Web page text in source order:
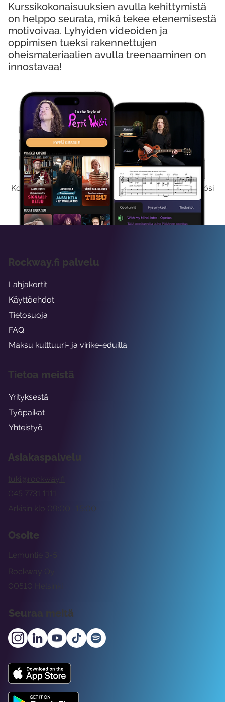
Kokeile Ilmaiseksi
Kokeilemalla ilmaiseksi saat koko sisältömme käyttöösi
viikon ajaksi.
Kurssikokonaisuuksien avulla kehittymistä
on helppo seurata, mikä tekee etenemisestä
motivoivaa. Lyhyiden videoiden ja
oppimisen tueksi rakennettujen
oheismateriaalien avulla treenaaminen on
innostavaa!
Asiakaspalvelu
tuki@rockway.fi
Arkisin klo 09:00 -15:00
045 7731 1111
Osoite
Rockway Oy
Lemuntie 3-5
00510 Helsinki
Seuraa meitä
Rockway.fi palvelu
Lahjakortit
Käyttöehdot
Tietosuoja
FAQ
Maksu kulttuuri- ja virike-eduilla
Tietoa meistä
Yrityksestä
Työpaikat
Yhteistyö